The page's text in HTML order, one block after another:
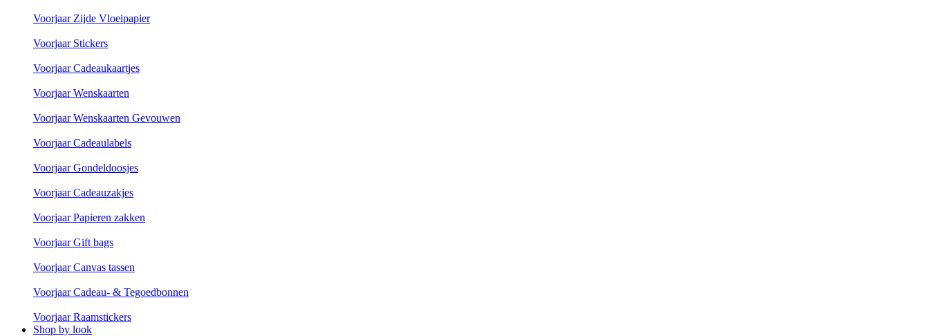
Voorjaar Zijde Vloeipapier
Voorjaar Stickers
Voorjaar Cadeaukaartjes
Voorjaar Wenskaarten
Voorjaar Wenskaarten Gevouwen
Voorjaar Cadeaulabels
Voorjaar Gondeldoosjes
Voorjaar Cadeauzakjes
Voorjaar Papieren zakken
Voorjaar Gift bags
Voorjaar Canvas tassen
Voorjaar Cadeau- & Tegoedbonnen
Voorjaar Raamstickers
Shop by look